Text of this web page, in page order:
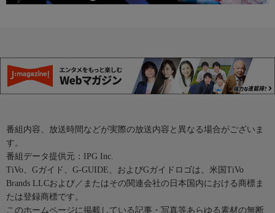
番組内容、放送時間などが実際の放送内容と異なる場合がございま
す。
番組データ提供元：IPG Inc.
TiVo、Gガイド、G-GUIDE、およびGガイドロゴは、米国TiVo
Brands LLCおよび／またはその関連会社の日本国内における商標ま
たは登録商標です。
このホームページに掲載している記事・写真等あらゆる素材の無断